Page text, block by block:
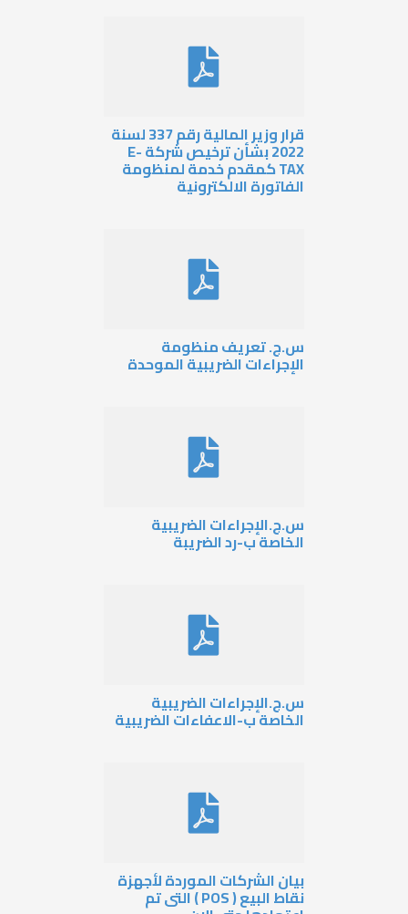
قرار وزير المالية رقم 337 لسنة
2022 بشأن ترخيص شركة E-
TAX كمقدم خدمة لمنظومة
الفاتورة الالكترونية
س.ج. تعريف منظومة
الإجراءات الضريبية الموحدة
س.ج.الإجراءات الضريبية
الخاصة ب-رد الضريبة
س.ج.الإجراءات الضريبية
الخاصة ب-الاعفاءات الضريبية
بيان الشركات الموردة لأجهزة
نقاط البيع ( POS ) التى تم